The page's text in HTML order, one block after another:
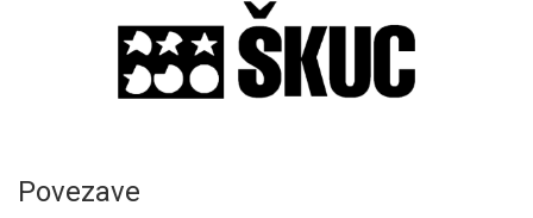
Povezave